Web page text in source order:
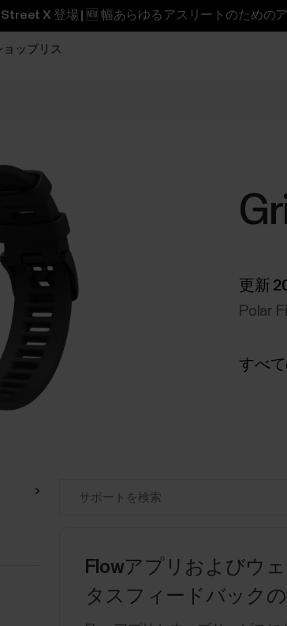
Street X 登場 | 🆕 幅あらゆるアスリートのための
ョップリス
更新
Polar
すべ
Flowアプリおよびウ
タスフィードバック